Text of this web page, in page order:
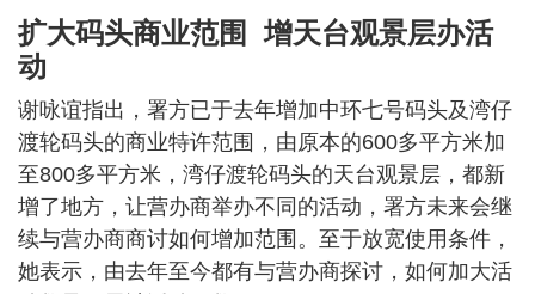
扩大码头商业范围 增天台观景层办活
动
谢咏谊指出，署方已于去年增加中环七号码头及湾仔
渡轮码头的商业特许范围，由原本的600多平方米加
至800多平方米，湾仔渡轮码头的天台观景层，都新
增了地方，让营办商举办不同的活动，署方未来会继
续与营办商商讨如何增加范围。至于放宽使用条件，
她表示，由去年至今都有与营办商探讨，如何加大活